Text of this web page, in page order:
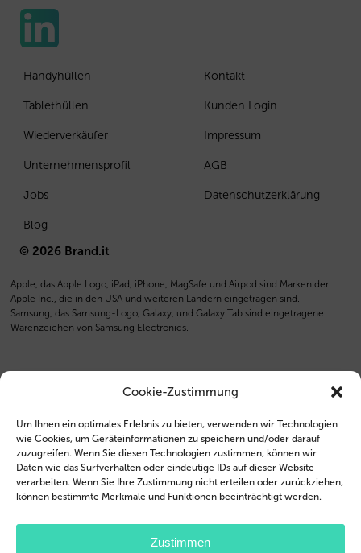
Cookie-Zustimmung
Um Ihnen ein optimales Erlebnis zu bieten, verwenden wir Technologien
wie Cookies, um Geräteinformationen zu speichern und/oder darauf
zuzugreifen. Wenn Sie diesen Technologien zustimmen, können wir
Daten wie das Surfverhalten oder eindeutige IDs auf dieser Website
verarbeiten. Wenn Sie Ihre Zustimmung nicht erteilen oder zurückziehen,
können bestimmte Merkmale und Funktionen beeinträchtigt werden.
Zustimmen
Handyhüllen
Tablethüllen
Wiederverkäufer
Unternehmensprofil
Jobs
Blog
Kontakt
Kunden Login
Impressum
AGB
Datenschutzerklärung
© 2026 Brand.it
Apple, das Apple Logo, iPad, iPhone, MagSafe und Airpod sind Marken der
Apple Inc., die in den USA und weiteren Ländern eingetragen sind.
Samsung, das Samsung-Logo, Galaxy, und Galaxy Tab sind eingetragene
Warenzeichen von Samsung Electronics.